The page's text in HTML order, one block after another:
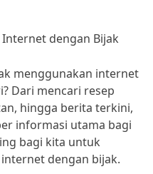
dengan Bijak
menggunakan internet
Dari mencari resep
hingga berita terkini,
informasi utama bagi
bagi kita untuk
dengan bijak.